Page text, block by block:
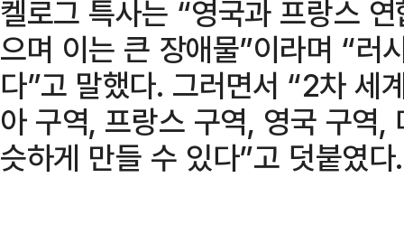
켈로그 특사는 “영국과 프랑스
으며 이는 큰 장애물”이라며 “러
다”고 말했다. 그러면서 “2차 세
아 구역, 프랑스 구역, 영국 구역,
슷하게 만들 수 있다”고 덧붙였다.